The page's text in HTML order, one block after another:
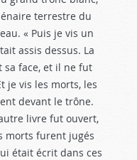
terrestre du
« Puis je vis un
assis dessus. La
sa face, et il ne fut
je vis les morts, les
devant le trône.
livre fut ouvert,
morts furent jugés
était écrit dans ces